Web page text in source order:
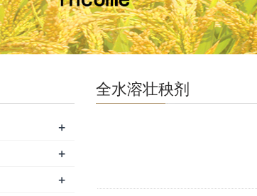
全水溶壮秧剂
+
+
+